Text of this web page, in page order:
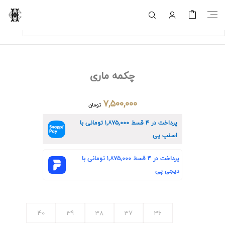
چکمه ماری
۷,۵۰۰,۰۰۰ تومان
پرداخت در ۴ قسط ۱,۸۷۵,۰۰۰تومانی با
اسنپ پی
پرداخت در ۴ قسط ۱,۸۷۵,۰۰۰تومانی با
دیجی پی
36
37
38
39
40